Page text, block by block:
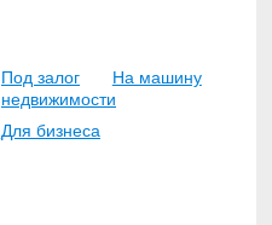
Под залог
недвижимости
На машину
Для бизнеса